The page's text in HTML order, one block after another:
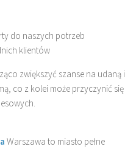
do naszych potrzeb
klientów
zwiększyć szanse na udaną i
co z kolei może przyczynić się
Warszawa to miasto pełne